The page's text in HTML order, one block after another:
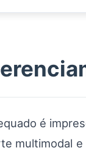
é
multimodal